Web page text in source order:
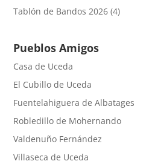
Tablón de Bandos 2026 (4)
Pueblos Amigos
Casa de Uceda
El Cubillo de Uceda
Fuentelahiguera de Albatages
Robledillo de Mohernando
Valdenuño Fernández
Villaseca de Uceda